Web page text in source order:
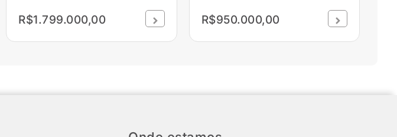
R$1.799.000,00 R$950.000,00